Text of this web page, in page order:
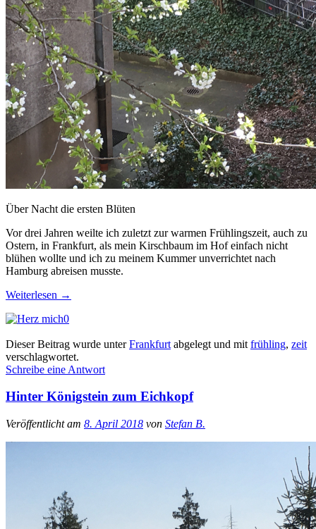
Über Nacht die ersten Blüten
Vor drei Jahren weilte ich zuletzt zur warmen Frühlingszeit, auch zu
Ostern, in Frankfurt, als mein Kirschbaum im Hof einfach nicht
blühen wollte und ich zu meinem Kummer unverrichtet nach
Hamburg abreisen musste.
Weiterlesen →
0
Dieser Beitrag wurde unterFrankfurt abgelegt und mit frühling, zeit
verschlagwortet.
Schreibe eine Antwort
Hinter Königstein zum Eichkopf
Veröffentlicht am 8. April 2018 von Stefan B.